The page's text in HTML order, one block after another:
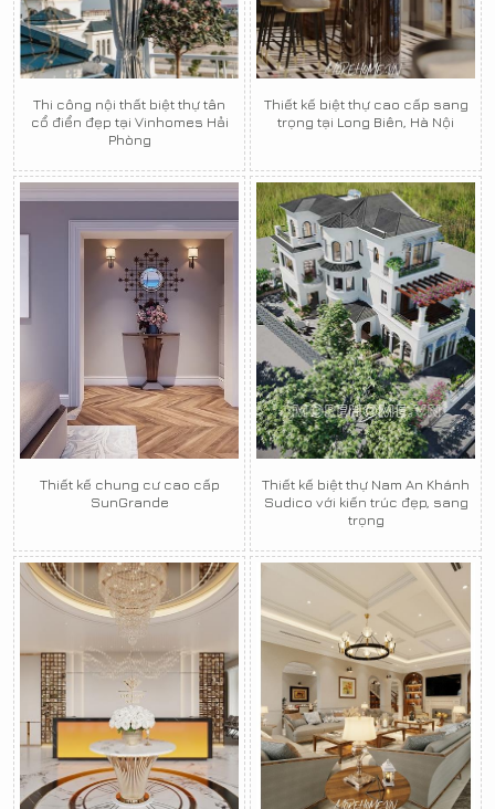
Thi công nội thất biệt thự tân
cổ điển đẹp tại Vinhomes Hải
Phòng
Thiết kế biệt thự cao cấp sang
trọng tại Long Biên, Hà Nội
Thiết kế chung cư cao cấp
SunGrande
Thiết kế biệt thự Nam An Khánh
Sudico với kiến trúc đẹp, sang
trọng